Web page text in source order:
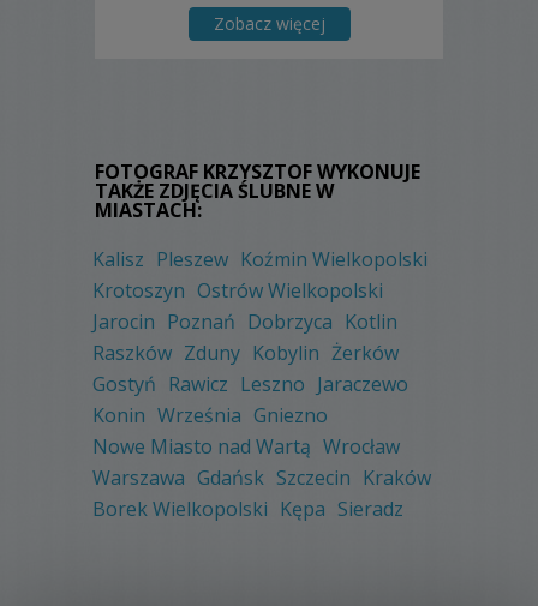
Zobacz więcej
FOTOGRAF KRZYSZTOF WYKONUJE
TAKŻE ZDJĘCIA ŚLUBNE W
MIASTACH:
Kalisz Pleszew Koźmin Wielkopolski
Krotoszyn Ostrów Wielkopolski
Jarocin Poznań Dobrzyca Kotlin
Raszków Zduny Kobylin Żerków
Gostyń Rawicz Leszno Jaraczewo
Konin Września Gniezno
Nowe Miasto nad Wartą Wrocław
Warszawa Gdańsk Szczecin Kraków
Borek Wielkopolski Kępa Sieradz